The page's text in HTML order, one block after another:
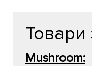
Товари
Mushroom: